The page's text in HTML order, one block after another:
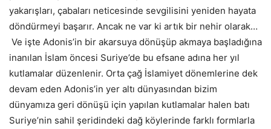
yakarışları, çabaları neticesinde sevgilisini yeniden hayata
döndürmeyi başarır. Ancak ne var ki artık bir nehir olarak…
Ve işte Adonis’in bir akarsuya dönüşüp akmaya başladığına
inanılan İslam öncesi Suriye’de bu efsane adına her yıl
kutlamalar düzenlenir. Orta çağ İslamiyet dönemlerine dek
devam eden Adonis’in yer altı dünyasından bizim
dünyamıza geri dönüşü için yapılan kutlamalar halen batı
Suriye’nin sahil şeridindeki dağ köylerinde farklı formlarla